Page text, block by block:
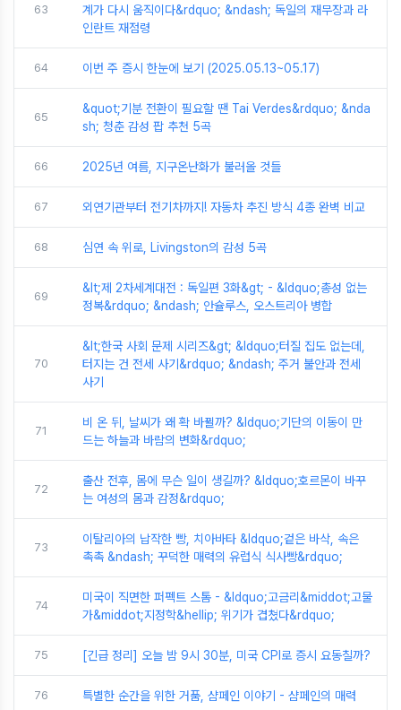
63
계가 다시 움직이다&rdquo; &ndash; 독일의 재무장과 라
인란트 재점령
64 이번 주 증시 한눈에 보기 (2025.05.13~05.17)
65
&quot;기분 전환이 필요할 땐 Tai Verdes&rdquo; &nda
sh; 청춘 감성 팝 추천 5곡
66 2025년 여름, 지구온난화가 불러올 것들
67 외연기관부터 전기차까지! 자동차 추진 방식 4종 완벽 비교
68 심연 속 위로, Livingston의 감성 5곡
69
&lt;제 2차세계대전 : 독일편 3화&gt; - &ldquo;총성 없는
정복&rdquo; &ndash; 안슐루스, 오스트리아 병합
70
&lt;한국 사회 문제 시리즈&gt; &ldquo;터질 집도 없는데,
터지는 건 전세 사기&rdquo; &ndash; 주거 불안과 전세
사기
71
비 온 뒤, 날씨가 왜 확 바뀔까? &ldquo;기단의 이동이 만
드는 하늘과 바람의 변화&rdquo;
72
출산 전후, 몸에 무슨 일이 생길까? &ldquo;호르몬이 바꾸
는 여성의 몸과 감정&rdquo;
73
이탈리아의 납작한 빵, 치아바타 &ldquo;겉은 바삭, 속은
촉촉 &ndash; 꾸덕한 매력의 유럽식 식사빵&rdquo;
74
미국이 직면한 퍼펙트 스톰 - &ldquo;고금리&middot;고물
가&middot;지정학&hellip; 위기가 겹쳤다&rdquo;
75 [긴급 정리] 오늘 밤 9시 30분, 미국 CPI로 증시 요동칠까?
76 특별한 순간을 위한 거품, 샴페인 이야기 - 샴페인의 매력